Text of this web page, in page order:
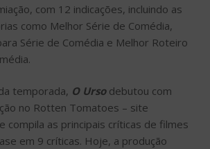
com 12 indicações, incluindo as
como Melhor Série de Comédia,
Série de Comédia e Melhor Roteiro
temporada, O Ursodebutou com
no Rotten Tomatoes – site
compila as principais críticas de filmes
em 9 críticas. Hoje, a produção